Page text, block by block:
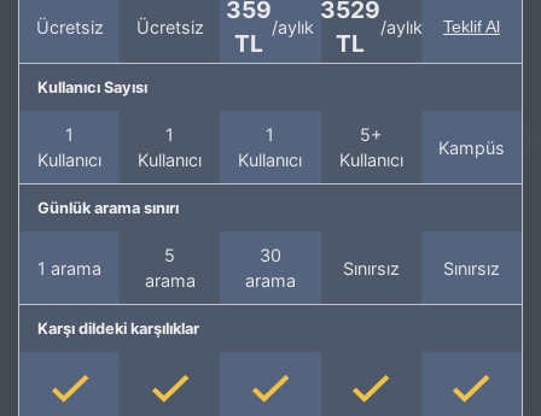
Ücretsiz Ücretsiz
359
TL
/aylık
3529
TL
/aylık Teklif Al
Kullanıcı Sayısı
1
Kullanıcı
1
Kullanıcı
1
Kullanıcı
5+
Kullanıcı
Kampüs
Günlük arama sınırı
1 arama
5
arama
30
arama
Sınırsız Sınırsız
Karşı dildeki karşılıklar